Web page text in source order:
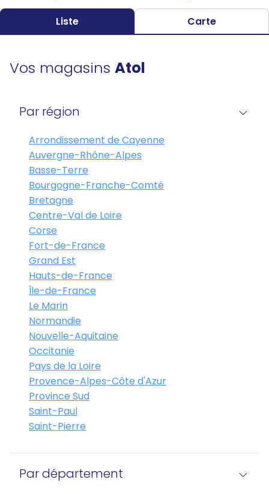
Liste Carte
Vos magasins Atol
Par région
Arrondissement de Cayenne
Auvergne-Rhône-Alpes
Basse-Terre
Bourgogne-Franche-Comté
Bretagne
Centre-Val de Loire
Corse
Fort-de-France
Grand Est
Hauts-de-France
Île-de-France
Le Marin
Normandie
Nouvelle-Aquitaine
Occitanie
Pays de la Loire
Provence-Alpes-Côte d'Azur
Province Sud
Saint-Paul
Saint-Pierre
Par département